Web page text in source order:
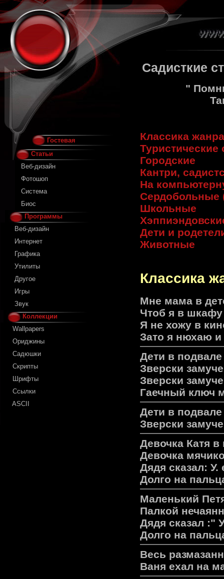
Гостевая
Статьи
Веб-дизайн
Фотошоп
Система
Биос
Программы
Веб-дизайн
Интернет
Графика
Утилиты
Другое
Игры
Звук
Коллекции
Wallpapers
Ориджины
Садюшки
Скрипты
Шрифты
Ссылки
ASCII
Садисткие
"
Классика жанра
Туристические
Городские
Кантри,
На
Сердобольные
Школьные
Дети и
Животные
Классика
Мне мама в
Чтоб я в
Я не хожу в
Зато я нюхаю
Дети в подвале
Зверски
Зверски
Гаечный ключ
Дети в
Зверски
Девочка Катя в
Девочка
Дядя сказал: У.
Долго на
Маленький
Палкой
Дядя сказал :"
Долго на
Весь
Ваня ехал на